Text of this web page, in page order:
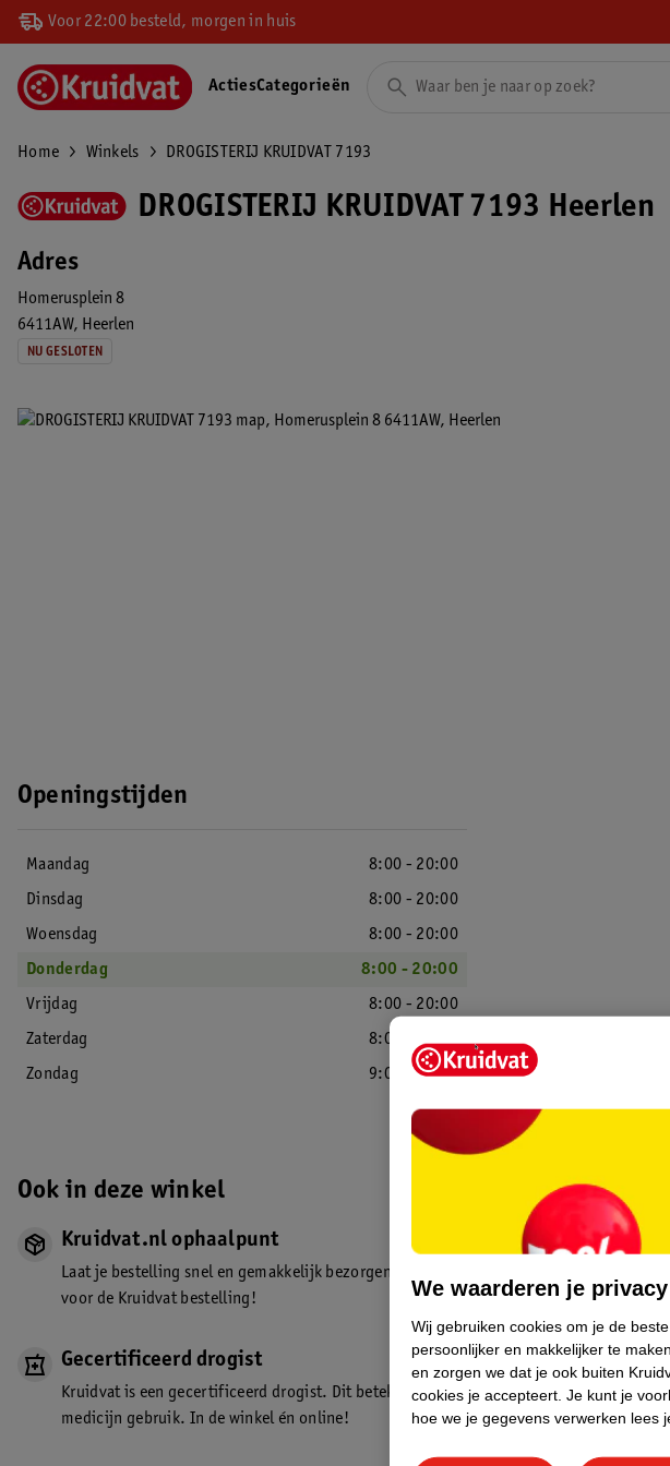
Voor 22:00 besteld, morgen in huis
ActiesCategorieën
Home Winkels DROGISTERIJ KRUIDVAT 7193
DROGISTERIJ KRUIDVAT 7193 Heerlen
Adres
Homerusplein 8
6411AW
Heerlen
NU GESLOTEN
Openingstijden
Maandag
8:00 - 20:00
Dinsdag
8:00 - 20:00
Woensdag
8:00 - 20:00
Donderdag
8:00 - 20:00
Vrijdag
8:00 - 20:00
Zaterdag
8:00 - 19:00
Zondag
9:00 - 18:00
Ook in deze winkel
Kruidvat.nl ophaalpunt
Laat je bestelling snel en gemakkelijk bezorgen in de winkel. Zo hoef je niet thuis te
voor de Kruidvat bestelling!
Gecertificeerd drogist
Kruidvat is een gecertificeerd drogist. Dit betekent dat je deskundig advies krijgt over
medicijn gebruik. In de winkel én online!
We waarderen je privacy
Wij gebruiken cookies om je de
persoonlijker en makkelijker te maken.
en zorgen we dat je ook buiten
cookies je accepteert. Je kunt je
hoe we je gegevens verwerken lees